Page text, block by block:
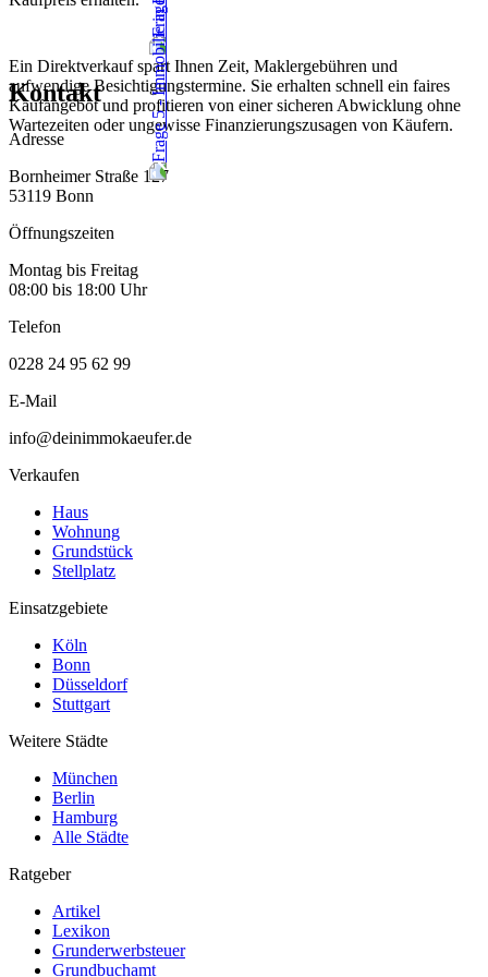
Ein Direktverkauf spart Ihnen Zeit, Maklergebühren und
aufwendige Besichtigungstermine. Sie erhalten schnell ein faires
Kaufangebot und profitieren von einer sicheren Abwicklung ohne
Wartezeiten oder ungewisse Finanzierungszusagen von Käufern.
Kontakt
Adresse
Bornheimer Straße 127
53119 Bonn
Öffnungszeiten
Montag bis Freitag
08:00 bis 18:00 Uhr
Telefon
0228 24 95 62 99
E-Mail
info@deinimmokaeufer.de
Verkaufen
Haus
Wohnung
Grundstück
Stellplatz
Einsatzgebiete
Köln
Bonn
Düsseldorf
Stuttgart
Weitere Städte
München
Berlin
Hamburg
Alle Städte
Ratgeber
Artikel
Lexikon
Grunderwerbsteuer
Grundbuchamt